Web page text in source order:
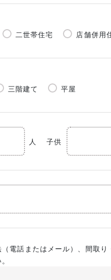
二世帯住宅 店舗併用
三階建て 平屋
人 子供
電話またはメール）、間取